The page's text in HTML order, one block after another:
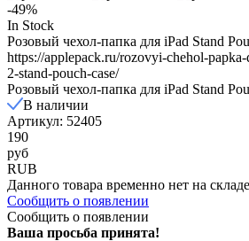
-49%
In Stock
Розовый чехол-папка для iPad Stand
https://applepack.ru/rozovyi-chehol-
2-stand-pouch-case/
Розовый чехол-папка для iPad Stand
В наличии
Артикул: 52405
190
руб
RUB
Данного товара временно нет на складе
Сообщить о появлении
Сообщить о появлении
Ваша просьба принята!